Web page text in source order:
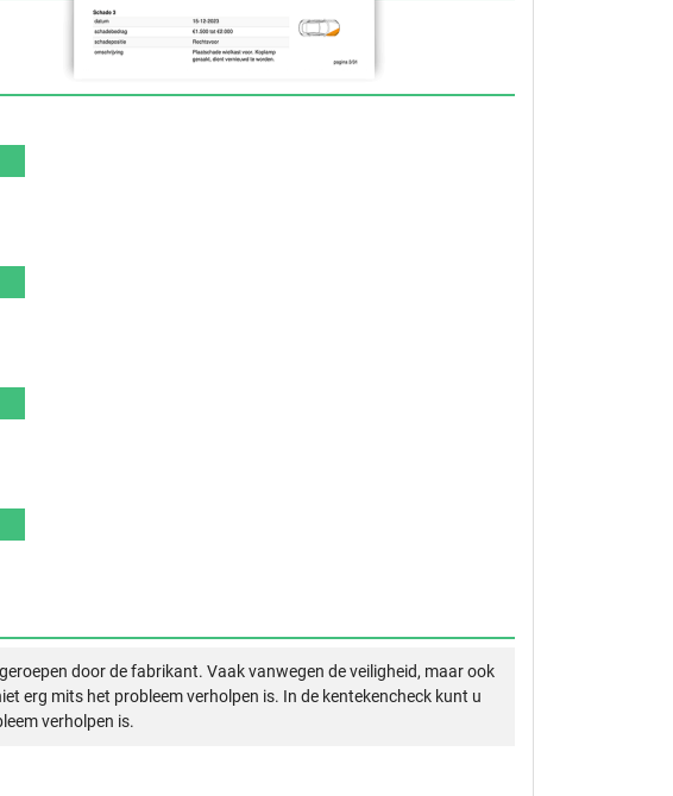
door de fabrikant. Vaak vanwegen de veiligheid, maar ook
erg mits het probleem verholpen is. In de kentekencheck kunt u
verholpen is.